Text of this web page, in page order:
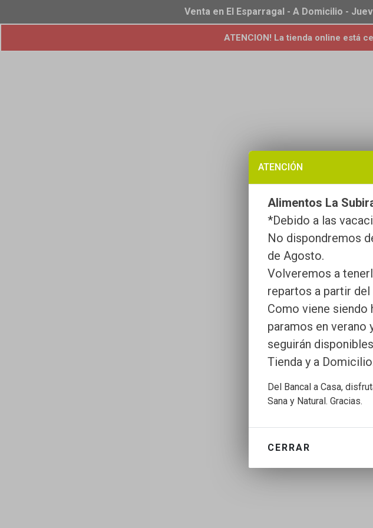
ATENCIÓN
Alimentos La
*Debido a las
No dispondremos
de Agosto.
Volveremos a
repartos a partir
Como viene siendo
paramos en verano
seguirán
Tienda y a
Del Bancal a Casa,
Sana y Natural. Gracias.
CERRAR
Venta en El Esparragal - A Domicilio -
ATENCION! La tienda online está